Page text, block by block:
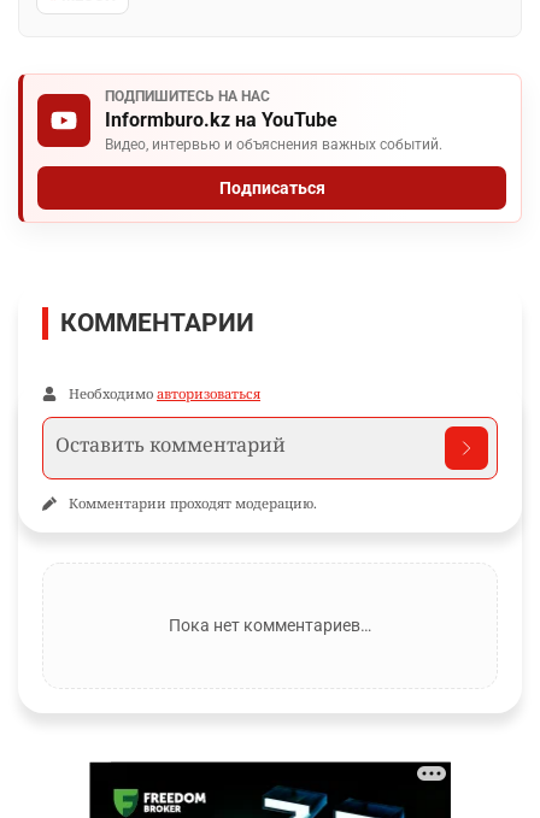
ПОДПИШИТЕСЬ НА НАС
Informburo.kz на YouTube
Видео, интервью и объяснения важных событий.
Подписаться
КОММЕНТАРИИ
Необходимо авторизоваться
Комментарии проходят модерацию.
Пока нет комментариев…